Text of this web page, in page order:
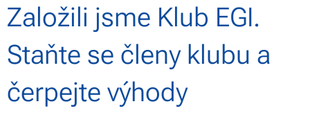
Založili jsme Klub EGI.
Staňte se členy klubu a
čerpejte výhody